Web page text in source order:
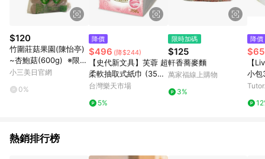
$120
竹圍莊菇果園(陳怡亭)
~杏鮑菇(600g) ※限宅
配／無貨到付款
小三美日官網
0%
降價
$496 (降$244)
【史代新文具】芙蓉 超
柔軟抽取式紙巾 (350
抽x30包/箱) 抗漲省荷
台灣樂天市場
5%
限時加碼
$125
軒香蕎麥麵
萬家福線上購物
3%
降價
【
小包
入｜
熱銷排行榜